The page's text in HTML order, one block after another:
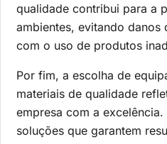
qualidade contribui para a
ambientes, evitando danos
com o uso de produtos
Por fim, a escolha de
materiais de qualidade
empresa com a
soluções que garantem